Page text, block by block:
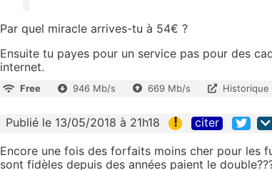
Par quel miracle arrives-tu à 54€ ?
Ensuite tu payes pour un service pas pour des
internet.
Free 946 Mb/s 669 Mb/s Historique
Publié le 13/05/2018 à 21h18 ! citer
Encore une fois des forfaits moins cher pour les
sont fidèles depuis des années paient le